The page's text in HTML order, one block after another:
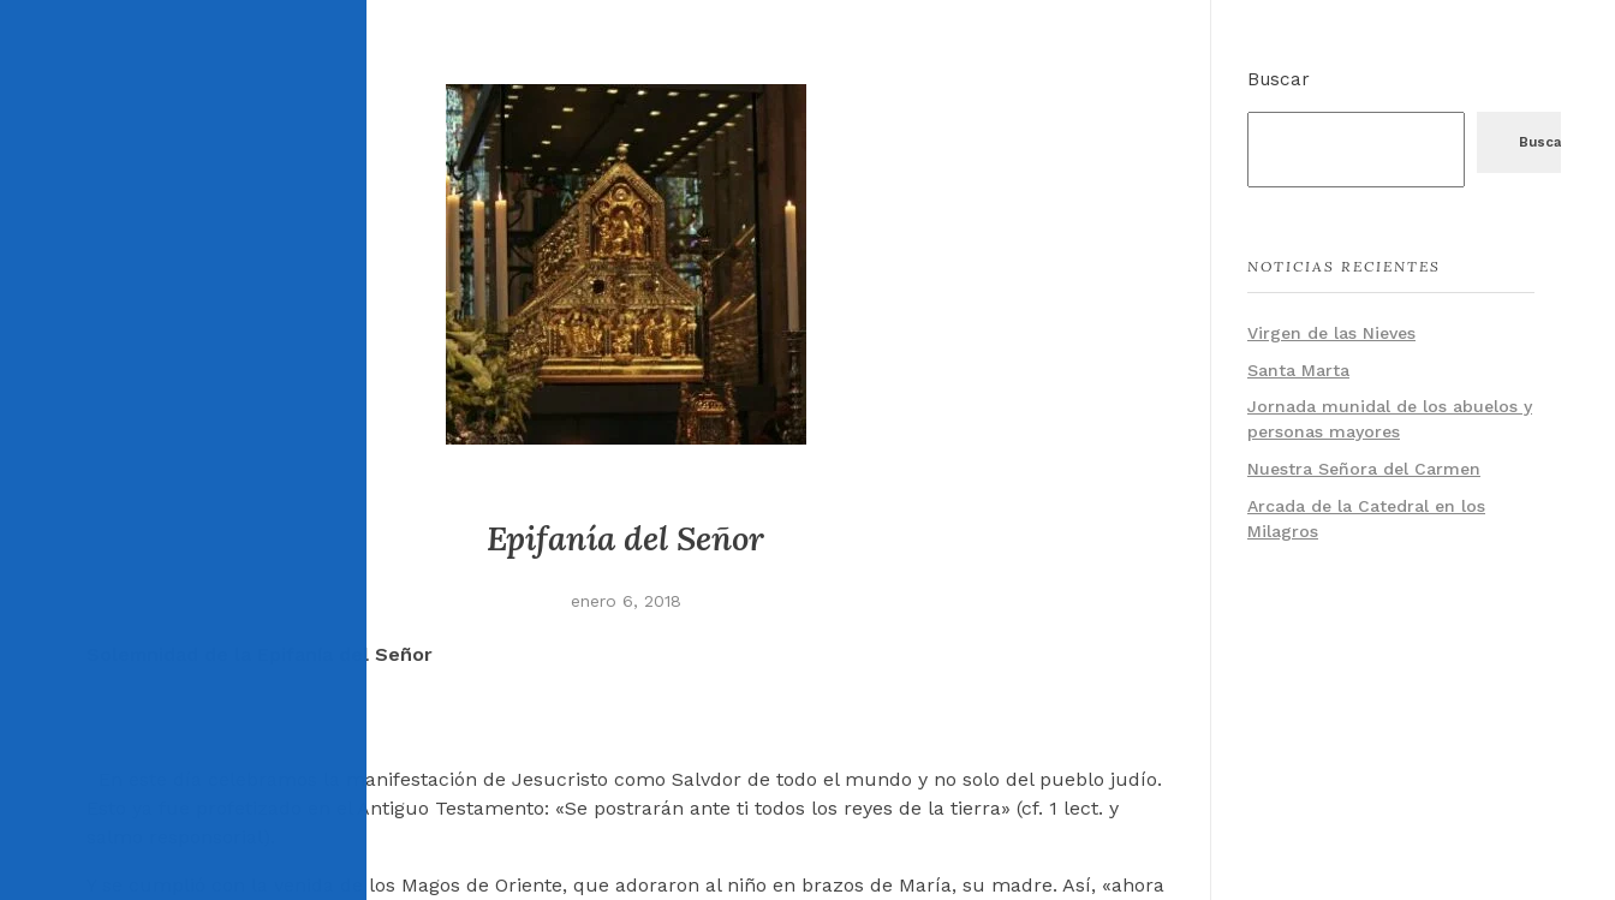
Epifanía del Señor
enero 6, 2018
Solemnidad de la Epifanía del Señor
En este día celebramos la manifestación de Jesucristo como Salvdor de todo el mundo y no solo del pueblo judío.
Esto ya fue profetizado en el Antiguo Testamento: «Se postrarán ante ti todos los reyes de la tierra» (cf. 1 lect. y
Y se cum­plió con la venida de los Magos de Oriente, que adoraron al niño en brazos de María, su madre. Así, «ahora
Buscar
Buscar
NOTICIAS RECIENTES
Virgen de las Nieves
Santa Marta
Jornada munidal de los abuelos y
personas mayores
Nuestra Señora del Carmen
Arcada de la Catedral en los
Milagros